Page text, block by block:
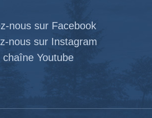
nous sur Facebook
nous sur Instagram
chaîne Youtube